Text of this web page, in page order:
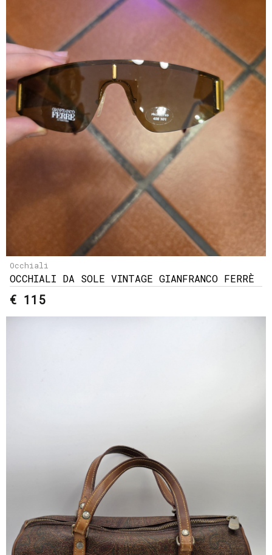
Occhiali
OCCHIALI DA SOLE VINTAGE GIANFRANCO FERRÈ
€ 115